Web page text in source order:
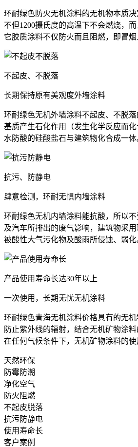
环耐绿色防火无机涂料的无机物本质决
不但1200摄氏度的高温下不会燃烧，
它胶质涂料不仅防火而且阻燃，即冒烟
不起皮、不脱落
长期保持原有美观度外墙涂料
环耐绿色无机外墙涂料不起皮、不脱
基质产生石化作用（发生化学反应而
水防酸的硅酸盐石与建筑物化合成一体
抗污、防静电
肆意检测，环耐无惧内墙涂料
环耐绿色无机内墙涂料能抗酸，所以
及汽车所排出的废气影响，建筑物采
被酸性大气污化物及酸雨所侵蚀、弱化
产品使用寿命长达30年以上
一次使用，长期无忧无机涂料
环耐绿色青海无机涂料价格具有的无
防止紫外线的辐射，结合无机矿物涂料
在任何气候条件下，无机矿物涂料的使
天然环保
防霉防潮
净化空气
防火阻燃
不起皮脱落
抗污防静电
使用寿命长
客户案例